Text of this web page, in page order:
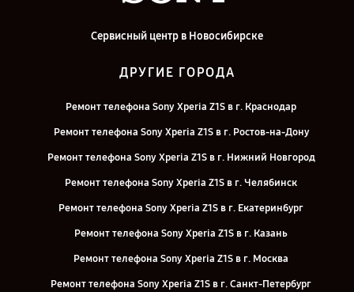
Сервисный центр в Новосибирске
ДРУГИЕ ГОРОДА
Ремонт телефона Sony Xperia Z1S в г. Краснодар
Ремонт телефона Sony Xperia Z1S в г. Ростов-на-Дону
Ремонт телефона Sony Xperia Z1S в г. Нижний Новгород
Ремонт телефона Sony Xperia Z1S в г. Челябинск
Ремонт телефона Sony Xperia Z1S в г. Екатеринбург
Ремонт телефона Sony Xperia Z1S в г. Казань
Ремонт телефона Sony Xperia Z1S в г. Москва
Ремонт телефона Sony Xperia Z1S в г. Санкт-Петербург